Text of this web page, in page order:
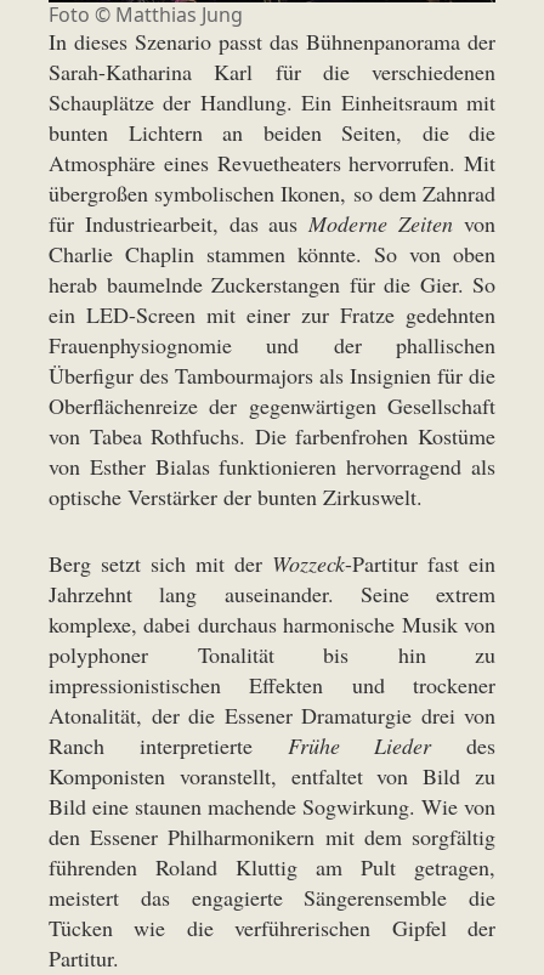
Foto © Matthias Jung
In dieses Szenario passt das Bühnenpanorama der
Sarah-Katharina Karl für die verschiedenen
Schauplätze der Handlung. Ein Einheitsraum mit
bunten Lichtern an beiden Seiten, die die
Atmosphäre eines Revuetheaters hervorrufen. Mit
übergroßen symbolischen Ikonen, so dem Zahnrad
für Industriearbeit, das ausModerne Zeiten von
Charlie Chaplin stammen könnte. So von oben
herab baumelnde Zuckerstangen für die Gier. So
ein LED-Screen mit einer zur Fratze gedehnten
Frauenphysiognomie und der phallischen
Überfigur des Tambourmajors als Insignien für die
Oberflächenreize der gegenwärtigen Gesellschaft
von Tabea Rothfuchs. Die farbenfrohen Kostüme
von Esther Bialas funktionieren hervorragend als
optische Verstärker der bunten Zirkuswelt.
Berg setzt sich mit der Wozzeck-Partitur fast ein
Jahrzehnt lang auseinander. Seine extrem
komplexe, dabei durchaus harmonische Musik von
polyphoner Tonalität bis hin zu
impressionistischen Effekten und trockener
Atonalität, der die Essener Dramaturgie drei von
Ranch interpretierte Frühe Liederdes
Komponisten voranstellt, entfaltet von Bild zu
Bild eine staunen machende Sogwirkung. Wie von
den Essener Philharmonikern mit dem sorgfältig
führenden Roland Kluttig am Pult getragen,
meistert das engagierte Sängerensemble die
Tücken wie die verführerischen Gipfel der
Partitur.